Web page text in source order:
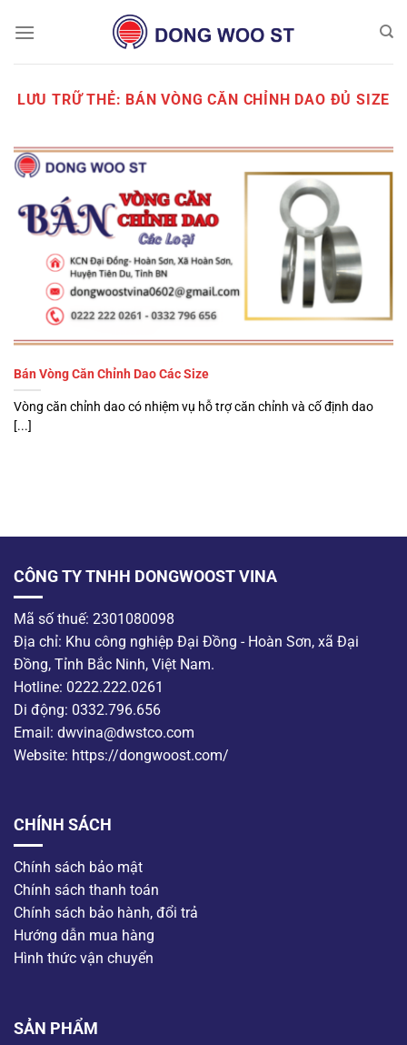
đến
LƯU TRỮ THẺ: BÁN VÒNG CĂN CHỈNH DAO ĐỦ SIZE
Bán Vòng Căn Chỉnh Dao Các Size
Vòng căn chỉnh dao có nhiệm vụ hỗ trợ căn chỉnh và cố định dao
[...]
CÔNG TY TNHH DONGWOOST VINA
Mã số thuế: 2301080098
Địa chỉ: Khu công nghiệp Đại Đồng - Hoàn Sơn, xã Đại
Đồng, Tỉnh Bắc Ninh, Việt Nam.
Hotline: 0222.222.0261
Di động: 0332.796.656
Email: dwvina@dwstco.com
Website: https://dongwoost.com/
CHÍNH SÁCH
Chính sách bảo mật
Chính sách thanh toán
Chính sách bảo hành, đổi trả
Hướng dẫn mua hàng
Hình thức vận chuyển
SẢN PHẨM